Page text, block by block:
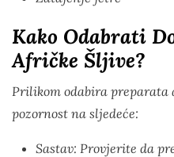
Kako Odabrati
Afričke Šljive?
Prilikom odabira preparata
pozornost na sljedeće:
Sastav: Provjerite da